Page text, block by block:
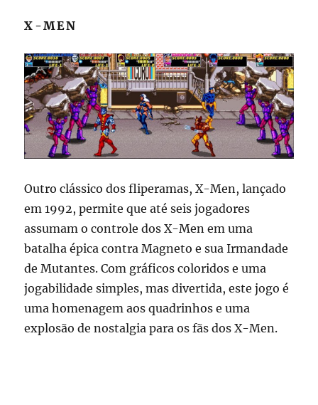
X-MEN
Outro clássico dos fliperamas, X-Men, lançado
em 1992, permite que até seis jogadores
assumam o controle dos X-Men em uma
batalha épica contra Magneto e sua Irmandade
de Mutantes. Com gráficos coloridos e uma
jogabilidade simples, mas divertida, este jogo é
uma homenagem aos quadrinhos e uma
explosão de nostalgia para os fãs dos X-Men.